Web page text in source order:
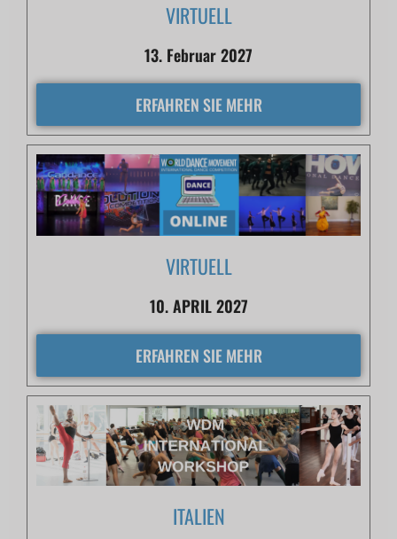
VIRTUELL
13. Februar 2027
ERFAHREN SIE MEHR
VIRTUELL
10. APRIL 2027
ERFAHREN SIE MEHR
ITALIEN